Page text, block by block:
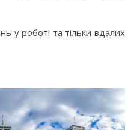
у роботі та тільки вдалих